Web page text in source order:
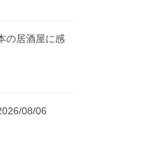
の居酒屋に感
08/06